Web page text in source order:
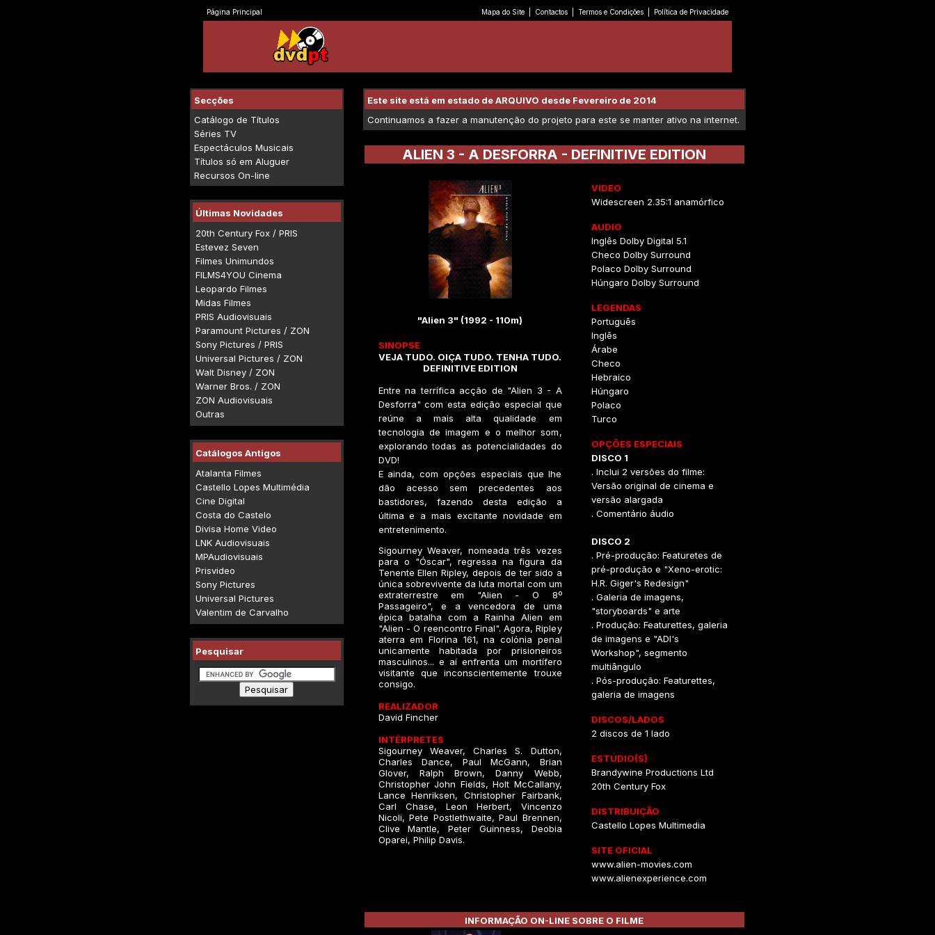
Página Principal Mapa do Site Contactos Termos e Condições Política de Privacidade
Secções
Catálogo de Títulos
Séries TV
Espectáculos Musicais
Títulos só em Aluguer
Recursos On-line
Últimas Novidades
20th Century Fox / PRIS
Estevez Seven
Filmes Unimundos
FILMS4YOU Cinema
Leopardo Filmes
Midas Filmes
PRIS Audiovisuais
Paramount Pictures / ZON
Sony Pictures / PRIS
Universal Pictures / ZON
Walt Disney / ZON
Warner Bros. / ZON
ZON Audiovisuais
Outras
Catálogos Antigos
Atalanta Filmes
Castello Lopes Multimédia
Cine Digital
Costa do Castelo
Divisa Home Video
LNK Audiovisuais
MPAudiovisuais
Prisvideo
Sony Pictures
Universal Pictures
Valentim de Carvalho
Pesquisar
Este site está em estado de ARQUIVO desde Fevereiro de 2014
Continuamos a fazer a manutenção do projeto para este se manter ativo na internet.
ALIEN 3 - A DESFORRA - DEFINITIVE EDITION
"Alien 3" (1992 - 110m)
SINOPSE
VEJA TUDO. OIÇA TUDO. TENHA TUDO.
DEFINITIVE EDITION
Entre na terrífica acção de "Alien 3 - A
Desforra" com esta edição especial que
reúne a mais alta qualidade em
tecnologia de imagem e o melhor som,
explorando todas as potencialidades do
DVD!
E ainda, com opções especiais que lhe
dão acesso sem precedentes aos
bastidores, fazendo desta edição a
última e a mais excitante novidade em
entretenimento.
Sigourney Weaver, nomeada três vezes
para o "Óscar", regressa na figura da
Tenente Ellen Ripley, depois de ter sido a
única sobrevivente da luta mortal com um
extraterrestre em "Alien - O 8º
Passageiro", e a vencedora de uma
épica batalha com a Rainha Alien em
"Alien - O reencontro Final". Agora, Ripley
aterra em Florina 161, na colónia penal
unicamente habitada por prisioneiros
masculinos... e aí enfrenta um mortífero
visitante que inconscientemente trouxe
consigo.
REALIZADOR
David Fincher
INTÉRPRETES
Sigourney Weaver, Charles S. Dutton,
Charles Dance, Paul McGann, Brian
Glover, Ralph Brown, Danny Webb,
Christopher John Fields, Holt McCallany,
Lance Henriksen, Christopher Fairbank,
Carl Chase, Leon Herbert, Vincenzo
Nicoli, Pete Postlethwaite, Paul Brennen,
Clive Mantle, Peter Guinness, Deobia
Oparei, Philip Davis.
VIDEO
Widescreen 2.35:1 anamórfico
AUDIO
Inglês Dolby Digital 5.1
Checo Dolby Surround
Polaco Dolby Surround
Húngaro Dolby Surround
LEGENDAS
Português
Inglês
Árabe
Checo
Hebraico
Húngaro
Polaco
Turco
OPÇÕES ESPECIAIS
DISCO 1
. Inclui 2 versões do filme:
Versão original de cinema e
versão alargada
. Comentário áudio
DISCO 2
. Pré-produção: Featuretes de
pré-produção e "Xeno-erotic:
H.R. Giger's Redesign"
. Galeria de imagens,
"storyboards" e arte
. Produção: Featurettes, galeria
de imagens e "ADI's
Workshop", segmento
multiângulo
. Pós-produção: Featurettes,
galeria de imagens
DISCOS/LADOS
2 discos de 1 lado
ESTÚDIO(S)
Brandywine Productions Ltd
20th Century Fox
DISTRIBUIÇÃO
Castello Lopes Multimedia
SITE OFICIAL
www.alien-movies.com
www.alienexperience.com
INFORMAÇÃO ON-LINE SOBRE O FILME